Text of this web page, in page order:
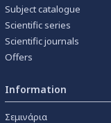
Subject catalogue
Scientific series
Scientific journals
Offers
Information
Σεμινάρια